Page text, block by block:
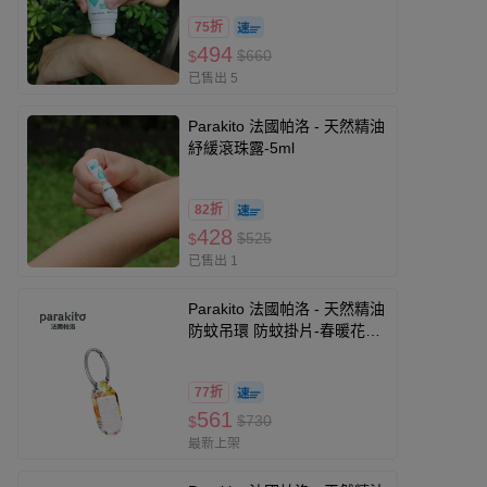
75折
$494 $660
已售出 5
Parakito 法國帕洛 - 天然精油
紓緩滾珠露-5ml
82折
$428 $525
已售出 1
Parakito 法國帕洛 - 天然精油
防蚊吊環 防蚊掛片-春暖花開
77折
$561 $730
最新上架